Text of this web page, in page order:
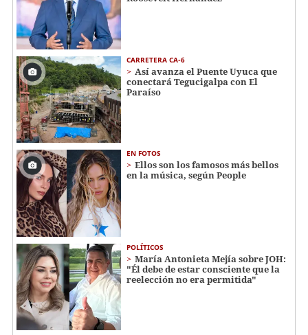
CARRETERA CA-6
Así avanza el Puente Uyuca que
conectará Tegucigalpa con El
Paraíso
EN FOTOS
Ellos son los famosos más bellos
en la música, según People
POLÍTICOS
María Antonieta Mejía sobre JOH:
"Él debe de estar consciente que la
reelección no era permitida"